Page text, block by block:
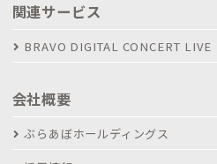
関連サービス
BRAVO DIGITAL CONCERT LIVE
会社概要
ぶらあぼホールディングス